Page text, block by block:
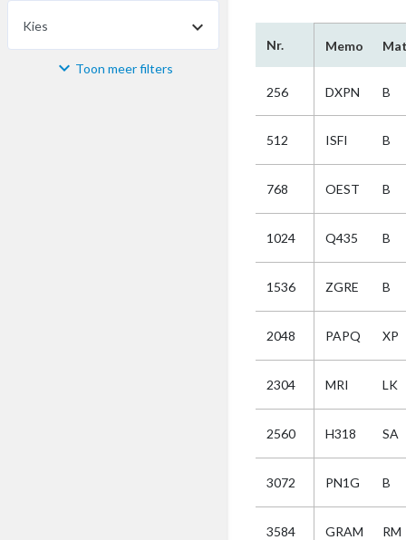
Kies
Materiaal Toon meer filters
Nr. Memo
256 DXPN B
512 ISFI B
768 OEST B
1024 Q435 B
1536 ZGRE B
2048 PAPQ XP
2304 MRI LK
2560 H318 SA
3072 PN1G B
3584 GRAM RM